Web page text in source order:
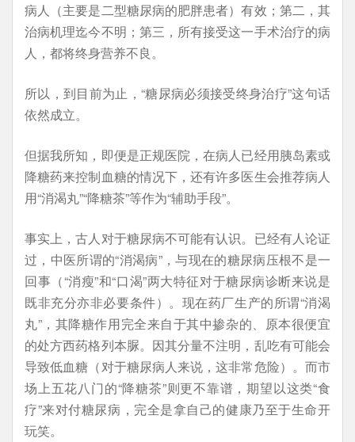
病人（主要是二型糖尿病的肥胖患者）有效；第二，其
治病机理迄今不明；第三，所有接受这一手术治疗的病
人，都将终身营养不良。
所以，到目前为止，“糖尿病必须接受终身治疗”这句话
依然成立。
但据我所知，即便是正规医院，在病人已经用胰岛素或
降糖药来控制血糖的情况下，还有许多医生会推荐病人
用“消渴丸”“降糖茶”等作为“辅助手段”。
事实上，古人对于糖尿病不可能有认识。已经有人论证
过，中医所谓的“消渴病”，与现在的糖尿病压根不是一
回事（“消瘦”和“口渴”两大特征对于糖尿病诊断来说是
既非充分亦非必要条件）。现在药厂生产的所谓“消渴
丸”，其降糖作用完全来自于其中掺杂的、原本很便宜
的处方西药格列本脲。因其分量不注明，乱吃有可能会
导致低血糖（对于糖尿病人来说，这非常危险）。而市
场上五花八门的“降糖茶”则更不靠谱，期望以这类“食
疗”来对付糖尿病，完全是拿自己的健康乃至于生命开
玩笑。